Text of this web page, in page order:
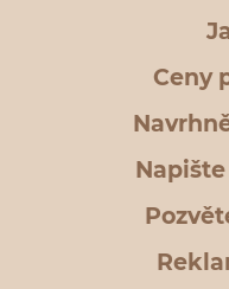
Ceny